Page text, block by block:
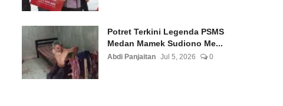
Potret Terkini Legenda PSMS
Medan Mamek Sudiono Me...
Abdi Panjaitan Jul 5, 2026 0